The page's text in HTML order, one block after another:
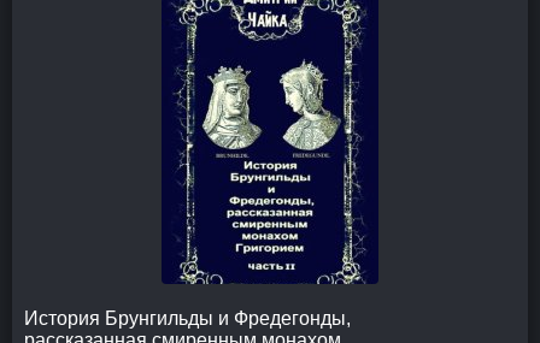
История Брунгильды и Фредегонды,